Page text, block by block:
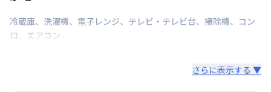
冷蔵庫、 洗濯機、 電子レンジ、 テレビ・テレビ台、 掃除機、 コン
ロ、 エアコン
さらに表示する ▼